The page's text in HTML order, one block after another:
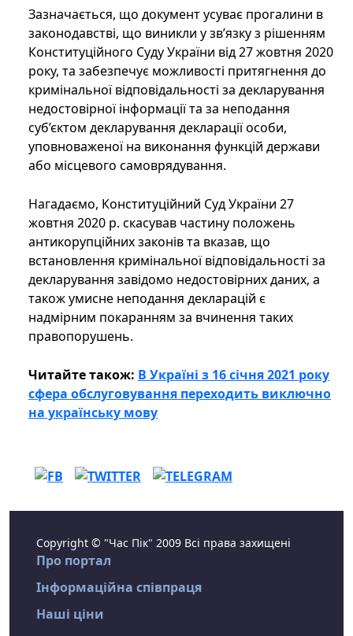
Зазначається, що документ усуває прогалини в
законодавстві, що виникли у зв’язку з рішенням
Конституційного Суду України від 27 жовтня 2020
року, та забезпечує можливості притягнення до
кримінальної відповідальності за декларування
недостовірної інформації та за неподання
суб’єктом декларування декларації особи,
уповноваженої на виконання функцій держави
або місцевого самоврядування.
Нагадаємо, Конституційний Суд України 27
жовтня 2020 р. скасував частину положень
антикорупційних законів та вказав, що
встановлення кримінальної відповідальності за
декларування завідомо недостовірних даних, а
також умисне неподання декларацій є
надмірним покаранням за вчинення таких
правопорушень.
Читайте також: В Україні з 16 січня 2021 року
сфера обслуговування переходить виключно
на українську мову
Copyright © "Час Пік" 2009 Всі права захищені
Про портал
Інформаційна співпраця
Наші ціни